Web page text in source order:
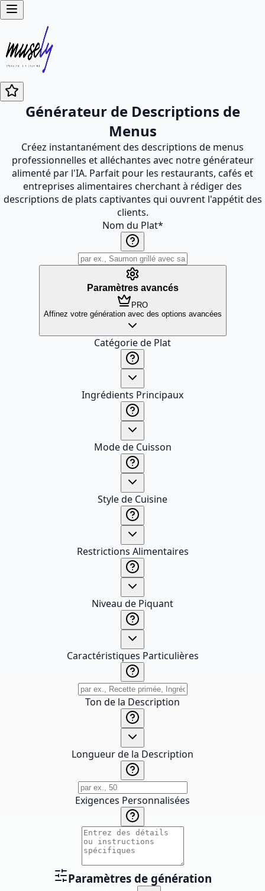
Générateur de Descriptions de
Menus
Créez instantanément des descriptions de menus
professionnelles et alléchantes avec notre générateur
alimenté par l'IA. Parfait pour les restaurants, cafés et
entreprises alimentaires cherchant à rédiger des
descriptions de plats captivantes qui ouvrent l'appétit des
clients.
Nom du Plat*
Paramètres avancés
PRO
Affinez votre génération avec des options avancées
Catégorie de Plat
Ingrédients Principaux
Mode de Cuisson
Style de Cuisine
Restrictions Alimentaires
Niveau de Piquant
Caractéristiques Particulières
Ton de la Description
Longueur de la Description
Exigences Personnalisées
Paramètres de génération